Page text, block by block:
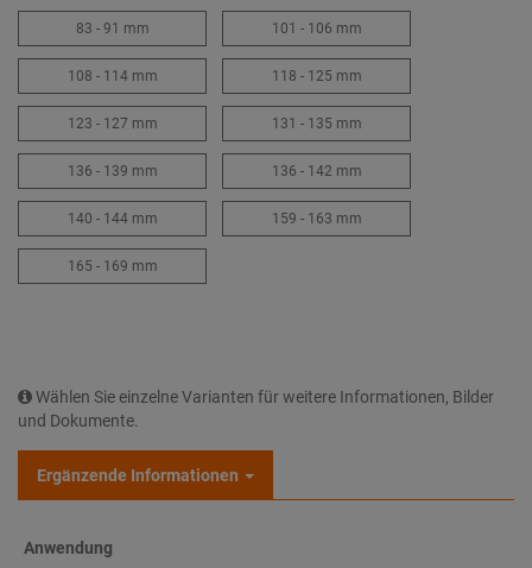
83 - 91 mm 101 - 106 mm
108 - 114 mm 118 - 125 mm
123 - 127 mm 131 - 135 mm
136 - 139 mm 136 - 142 mm
140 - 144 mm 159 - 163 mm
165 - 169 mm
Wählen Sie einzelne Varianten für weitere Informationen, Bilder
und Dokumente.
Ergänzende Informationen
Anwendung